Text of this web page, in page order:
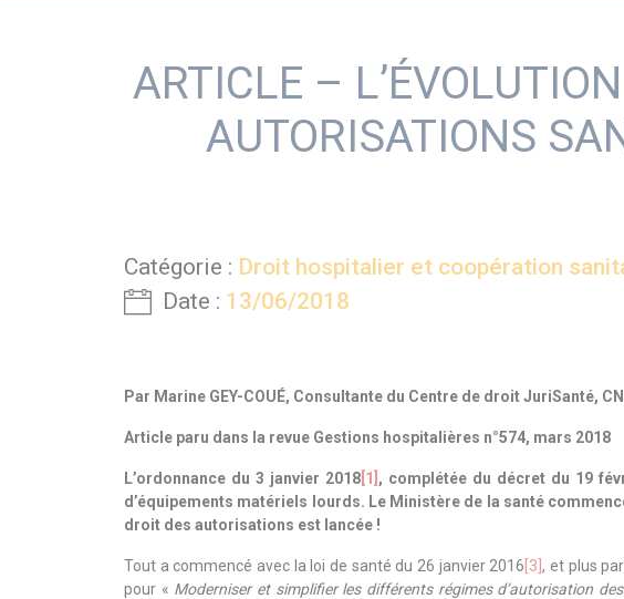
ARTICLE –
AUTORISATIONS
Catégorie : Droit hospitalier et coopération
Date : 13/06/2018
Par Marine GEY-COUÉ, Consultante du Centre de droit JuriSanté,
Article paru dans la revue Gestions hospitalières n°574, mars 2018
L’ordonnance du 3 janvier 2018[1] , complétée du décret du 19
d’équipements matériels lourds. Le Ministère de la santé
droit des autorisations est lancée !
Tout a commencé avec la loi de santé du 26 janvier 2016[3], et plus
pour « Moderniser et simplifier les différents régimes d’autorisation